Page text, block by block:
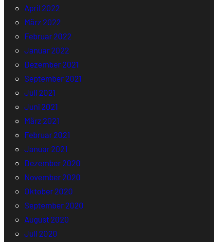
April 2022
März 2022
Februar 2022
Januar 2022
Dezember 2021
September 2021
Juli 2021
Juni 2021
März 2021
Februar 2021
Januar 2021
Dezember 2020
November 2020
Oktober 2020
September 2020
August 2020
Juli 2020